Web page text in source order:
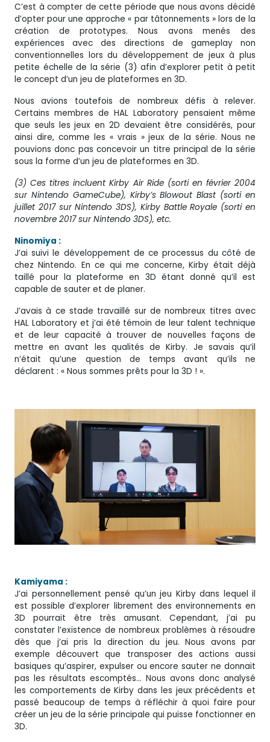
C’est à compter de cette période que nous avons décidé
d’opter pour une approche « par tâtonnements » lors de la
création de prototypes. Nous avons menés des
expériences avec des directions de gameplay non
conventionnelles lors du développement de jeux à plus
petite échelle de la série (3) afin d’explorer petit à petit
le concept d’un jeu de plateformes en 3D.
Nous avions toutefois de nombreux défis à relever.
Certains membres de HAL Laboratory pensaient même
que seuls les jeux en 2D devaient être considérés, pour
ainsi dire, comme les « vrais » jeux de la série. Nous ne
pouvions donc pas concevoir un titre principal de la série
sous la forme d’un jeu de plateformes en 3D.
(3) Ces titres incluent Kirby Air Ride (sorti en février 2004
sur Nintendo GameCube), Kirby’s Blowout Blast (sorti en
juillet 2017 sur Nintendo 3DS), Kirby Battle Royale (sorti en
novembre 2017 sur Nintendo 3DS), etc.
Ninomiya :
J’ai suivi le développement de ce processus du côté de
chez Nintendo. En ce qui me concerne, Kirby était déjà
taillé pour la plateforme en 3D étant donné qu’il est
capable de sauter et de planer.
J’avais à ce stade travaillé sur de nombreux titres avec
HAL Laboratory et j’ai été témoin de leur talent technique
et de leur capacité à trouver de nouvelles façons de
mettre en avant les qualités de Kirby. Je savais qu’il
n’était qu’une question de temps avant qu’ils ne
déclarent : « Nous sommes prêts pour la 3D ! ».
Kamiyama :
J’ai personnellement pensé qu’un jeu Kirby dans lequel il
est possible d’explorer librement des environnements en
3D pourrait être très amusant. Cependant, j’ai pu
constater l’existence de nombreux problèmes à résoudre
dès que j’ai pris la direction du jeu. Nous avons par
exemple découvert que transposer des actions aussi
basiques qu’aspirer, expulser ou encore sauter ne donnait
pas les résultats escomptés… Nous avons donc analysé
les comportements de Kirby dans les jeux précédents et
passé beaucoup de temps à réfléchir à quoi faire pour
créer un jeu de la série principale qui puisse fonctionner en
3D.